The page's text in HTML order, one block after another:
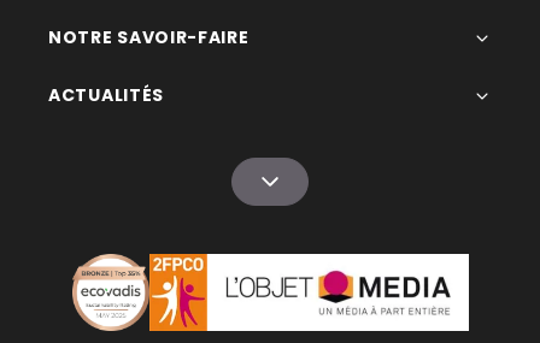
NOTRE SAVOIR-FAIRE
ACTUALITÉS